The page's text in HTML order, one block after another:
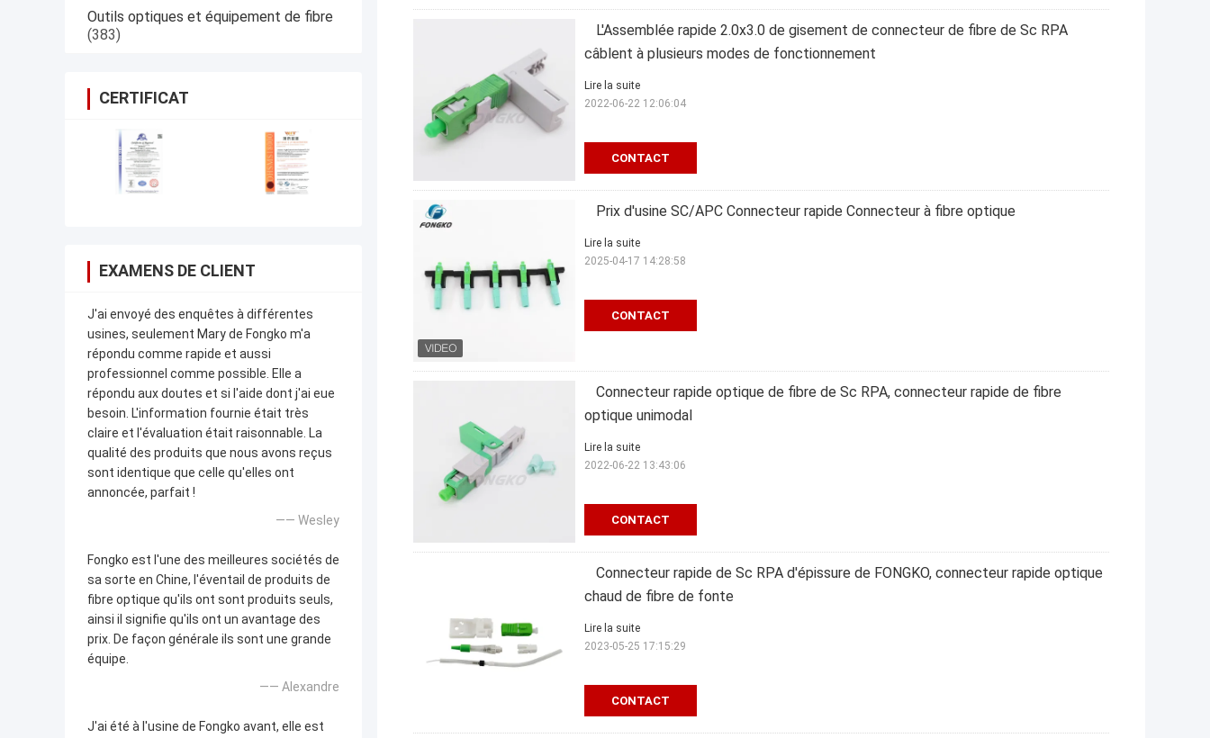
Outils optiques et équipement de fibre
(383)
CERTIFICAT
EXAMENS DE CLIENT
J'ai envoyé des enquêtes à différentes
usines, seulement Mary de Fongko m'a
répondu comme rapide et aussi
professionnel comme possible. Elle a
répondu aux doutes et si l'aide dont j'ai eue
besoin. L'information fournie était très
claire et l'évaluation était raisonnable. La
qualité des produits que nous avons reçus
sont identique que celle qu'elles ont
annoncée, parfait !
—— Wesley
Fongko est l'une des meilleures sociétés de
sa sorte en Chine, l'éventail de produits de
fibre optique qu'ils ont sont produits seuls,
ainsi il signifie qu'ils ont un avantage des
prix. De façon générale ils sont une grande
équipe.
—— Alexandre
J'ai été à l'usine de Fongko avant, elle est
L'Assemblée rapide 2.0x3.0 de gisement de connecteur de fibre de Sc RPA
câblent à plusieurs modes de fonctionnement
CONTACT
Lire la suite
2022-06-22 12:06:04
Prix d'usine SC/APC Connecteur rapide Connecteur à fibre optique
CONTACT
Lire la suite
2025-04-17 14:28:58
Connecteur rapide optique de fibre de Sc RPA, connecteur rapide de fibre
optique unimodal
CONTACT
Lire la suite
2022-06-22 13:43:06
Connecteur rapide de Sc RPA d'épissure de FONGKO, connecteur rapide optique
chaud de fibre de fonte
CONTACT
Lire la suite
2023-05-25 17:15:29